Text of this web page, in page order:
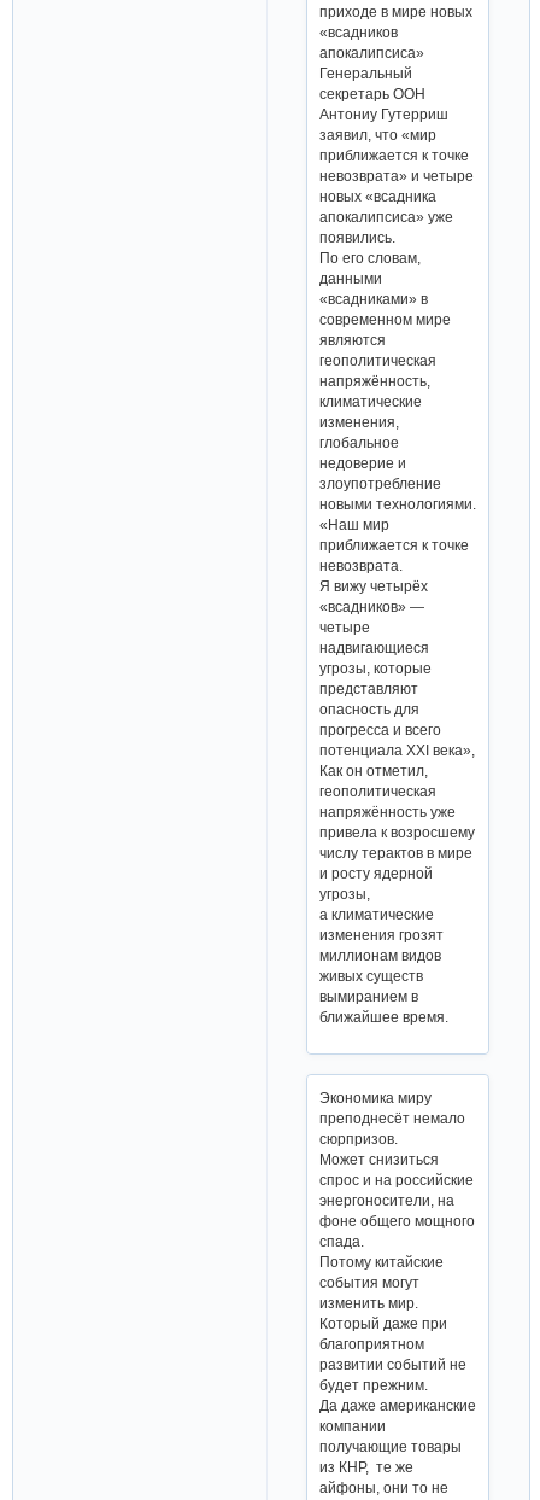
приходе в мире новых
«всадников
апокалипсиса»
Генеральный
секретарь ООН
Антониу Гутерриш
заявил, что «мир
приближается к точке
невозврата» и четыре
новых «всадника
апокалипсиса» уже
появились.
По его словам,
данными
«всадниками» в
современном мире
являются
геополитическая
напряжённость,
климатические
изменения,
глобальное
недоверие и
злоупотребление
новыми технологиями.
«Наш мир
приближается к точке
невозврата.
Я вижу четырёх
«всадников» —
четыре
надвигающиеся
угрозы, которые
представляют
опасность для
прогресса и всего
потенциала XXI века»,
Как он отметил,
геополитическая
напряжённость уже
привела к возросшему
числу терактов в мире
и росту ядерной
угрозы,
а климатические
изменения грозят
миллионам видов
живых существ
вымиранием в
ближайшее время.
Экономика миру
преподнесёт немало
сюрпризов.
Может снизиться
спрос и на российские
энергоносители, на
фоне общего мощного
спада.
Потому китайские
события могут
изменить мир.
Который даже при
благоприятном
развитии событий не
будет прежним.
Да даже американские
компании
получающие товары
из КНР, те же
айфоны, они то не